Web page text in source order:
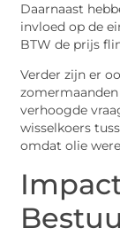
Daarnaast
invloed op de
BTW de prijs
Verder zijn er
verhoogde
wisselkoers
omdat olie